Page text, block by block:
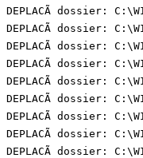
DEPLACÃ dossier:
DEPLACÃ dossier:
DEPLACÃ dossier:
DEPLACÃ dossier:
DEPLACÃ dossier:
DEPLACÃ dossier:
DEPLACÃ dossier:
DEPLACÃ dossier:
DEPLACÃ dossier: